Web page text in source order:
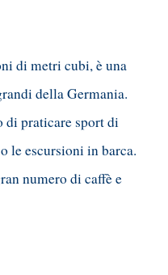
di metri cubi, è una
della Germania.
di praticare sport di
escursioni in barca.
numero di caffè e